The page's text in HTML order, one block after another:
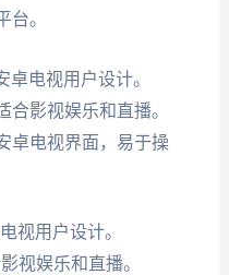
台。
卓电视用户设计。
合影视娱乐和直播。
卓电视界面，易于操
视用户设计。
视娱乐和直播。